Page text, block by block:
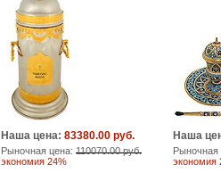
Наша цена: 83380.00 руб.
Рыночная цена: 110070.00 руб.
экономия 24%
Наша
экономия